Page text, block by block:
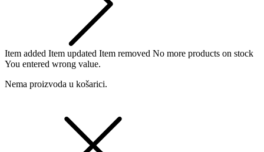
Item added Item updated Item removed No more products on stock
You entered wrong value.
Nema proizvoda u košarici.